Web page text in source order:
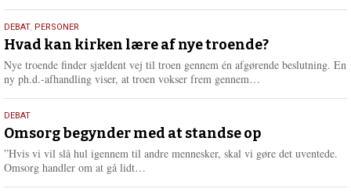
e
r
e
25.
juli
2026
DEBAT, PERSONER
Hvad kan kirken lære af nye troende?
Nye troende finder sjældent vej til troen gennem én afgørende beslutning. En
ny ph.d.-afhandling viser, at troen vokser frem gennem…
e
r
e
9.
juli
2026
DEBAT
Omsorg begynder med at standse op
”Hvis vi vil slå hul igennem til andre mennesker, skal vi gøre det uventede.
Omsorg handler om at gå lidt…